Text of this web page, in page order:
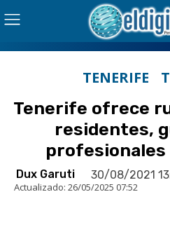
TENERIFE
Tenerife ofrece
residentes,
Dux Garuti 30/08/2021
Actualizado: 26/05/2025 07:52